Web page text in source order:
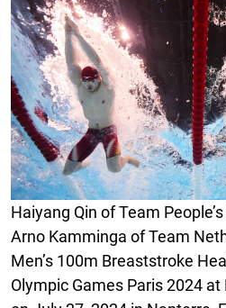
Haiyang Qin of Team
Arno Kamminga of Team
Men’s 100m Breaststroke
Olympic Games Paris 2024